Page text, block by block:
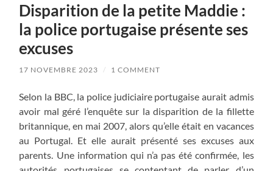
Disparition de la petite Maddie :
la police portugaise présente ses
excuses
17 NOVEMBRE 2023 / 1 COMMENT
Selon la BBC, la police judiciaire portugaise aurait admis
avoir mal géré l’enquête sur la disparition de la fillette
britannique, en mai 2007, alors qu’elle était en vacances
au Portugal. Et elle aurait présenté ses excuses aux
parents. Une information qui n’a pas été confirmée, les